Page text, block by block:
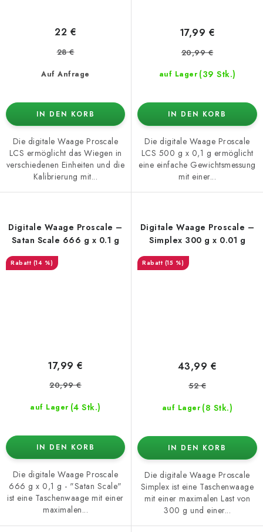
Auf Anfrage
22 €
28 €
IN DEN KORB
Die digitale Waage Proscale
LCS ermöglicht das Wiegen in
verschiedenen Einheiten und die
Kalibrierung mit...
auf Lager (39 Stk.)
17,99 €
20,99 €
IN DEN KORB
Die digitale Waage Proscale
LCS 500 g x 0,1 g ermöglicht
eine einfache Gewichtsmessung
mit einer...
Digitale Waage Proscale –
Satan Scale 666 g x 0.1 g
(14 %)
auf Lager (4 Stk.)
17,99 €
20,99 €
IN DEN KORB
Die digitale Waage Proscale
666 g x 0,1 g - "Satan Scale"
ist eine Taschenwaage mit einer
maximalen...
Digitale Waage Proscale –
Simplex 300 g x 0.01 g
(15 %)
auf Lager (8 Stk.)
43,99 €
52 €
IN DEN KORB
Die digitale Waage Proscale
Simplex ist eine Taschenwaage
mit einer maximalen Last von
300 g und einer...